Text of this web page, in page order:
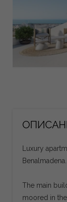
Luxury
Benalmadena.
The main
moored in